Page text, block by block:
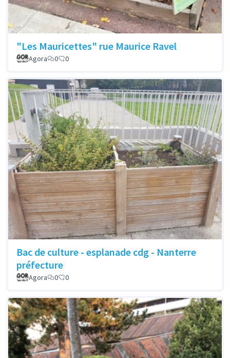
"Les Mauricettes" rue Maurice Ravel
Agora 0 0
Bac de culture - esplanade cdg - Nanterre
préfecture
Agora 0 0